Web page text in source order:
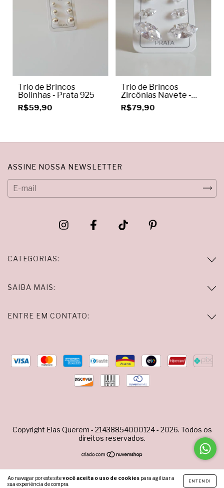
Ao navegar por este sitevocê aceita o uso de cookies para agilizar a
sua experiência de compra.
ENTENDI
Trio de Brincos
Bolinhas - Prata 925
R$59,90
Trio de Brincos
Zircônias Navete -
Prata 925
R$79,90
ASSINE NOSSA NEWSLETTER
CATEGORIAS:
SAIBA MAIS:
ENTRE EM CONTATO:
Copyright Elas Querem - 21438854000124 - 2026. Todos os
direitos reservados.